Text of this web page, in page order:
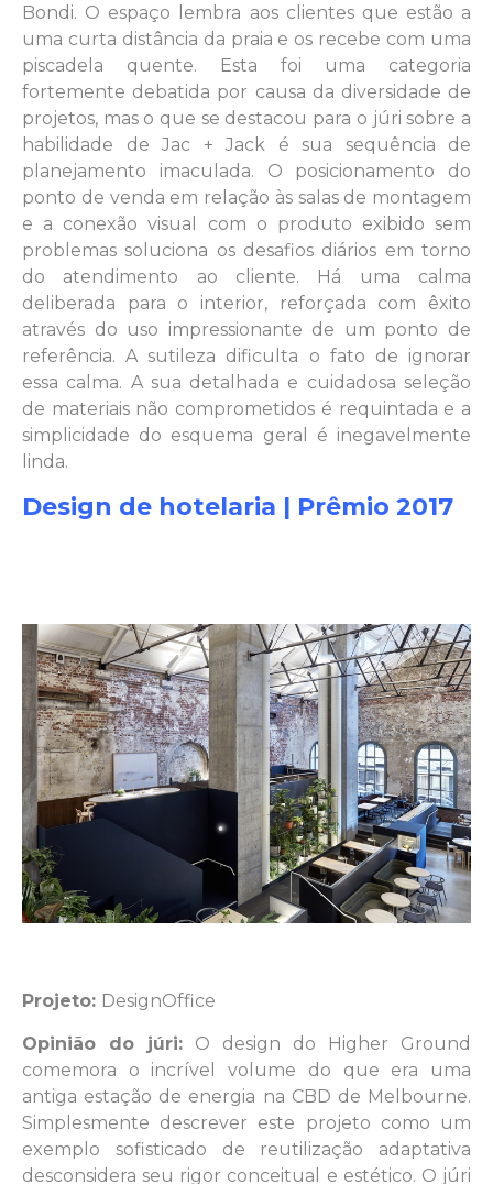
Bondi. O espaço lembra aos clientes que estão a
uma curta distância da praia e os recebe com uma
piscadela quente. Esta foi uma categoria
fortemente debatida por causa da diversidade de
projetos, mas o que se destacou para o júri sobre a
habilidade de Jac + Jack é sua sequência de
planejamento imaculada. O posicionamento do
ponto de venda em relação às salas de montagem
e a conexão visual com o produto exibido sem
problemas soluciona os desafios diários em torno
do atendimento ao cliente. Há uma calma
deliberada para o interior, reforçada com êxito
através do uso impressionante de um ponto de
referência. A sutileza dificulta o fato de ignorar
essa calma. A sua detalhada e cuidadosa seleção
de materiais não comprometidos é requintada e a
simplicidade do esquema geral é inegavelmente
linda.
Design de hotelaria | Prêmio 2017
Projeto: DesignOffice
Opinião do júri: O design do Higher Ground
comemora o incrível volume do que era uma
antiga estação de energia na CBD de Melbourne.
Simplesmente descrever este projeto como um
exemplo sofisticado de reutilização adaptativa
desconsidera seu rigor conceitual e estético. O júri